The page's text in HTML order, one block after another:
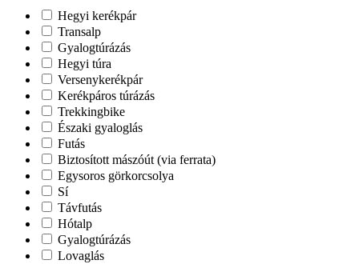
Hegyi kerékpár
Transalp
Gyalogtúrázás
Hegyi túra
Versenykerékpár
Kerékpáros túrázás
Trekkingbike
Északi gyaloglás
Futás
Biztosított mászóút (via ferrata)
Egysoros görkorcsolya
Sí
Távfutás
Hótalp
Gyalogtúrázás
Lovaglás